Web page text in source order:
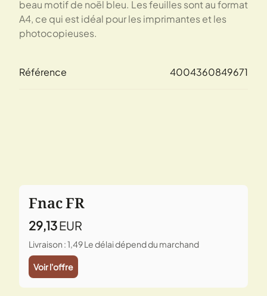
beau motif de noël bleu. Les feuilles sont au format
A4, ce qui est idéal pour les imprimantes et les
photocopieuses.
Référence 4004360849671
Fnac FR
29,13EUR
Livraison : 1,49Le délai dépend du marchand
Voir l'offre